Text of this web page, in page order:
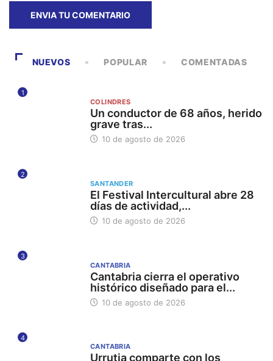
NUEVOS POPULAR COMENTADAS
1
COLINDRES
Un conductor de 68 años, herido
grave tras...
10 de agosto de 2026
2
SANTANDER
El Festival Intercultural abre 28
días de actividad,...
10 de agosto de 2026
3
CANTABRIA
Cantabria cierra el operativo
histórico diseñado para el...
10 de agosto de 2026
4
CANTABRIA
Urrutia comparte con los